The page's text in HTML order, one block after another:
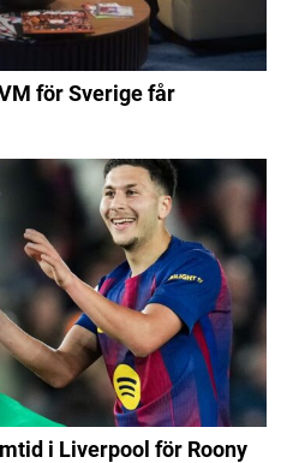
för Sverige får
i Liverpool för Roony